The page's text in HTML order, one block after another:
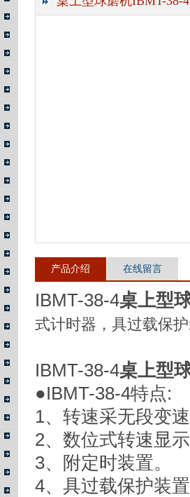
产品介绍 在线留言
IBMT-38-4桌上型
式计时器，具过载保
IBMT-38-4桌上型
●IBMT-38-4特点:
1、转速采无段变
2、数位式转速显
3、附定时装置。
4、具过载保护装